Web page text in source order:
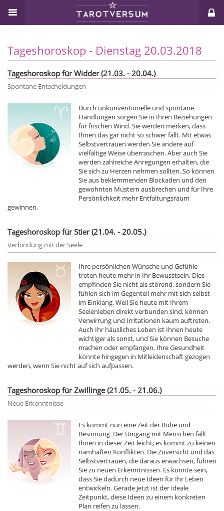
Tageshoroskop - Dienstag 20.03.2018
Tageshoroskop für Widder (21.03. - 20.04.)
Spontane Entscheidungen
Durch unkonventionelle und spontane
Handlungen sorgen Sie in Ihren Beziehungen
für frischen Wind. Sie werden merken, dass
Ihnen das gar nicht so schwer fällt. Mit etwas
Selbstvertrauen werden Sie andere auf
vielfältige Weise überraschen. Aber auch Sie
werden zahlreiche Anregungen erhalten, die
Sie sich zu Herzen nehmen sollten. So können
Sie aus beklemmenden Blockaden und den
gewohnten Mustern ausbrechen und für Ihre
Persönlichkeit mehr Entfaltungsraum
gewinnen.
Tageshoroskop für Stier (21.04. - 20.05.)
Verbindung mit der Seele
Ihre persönlichen Wünsche und Gefühle
treten heute mehr in Ihr Bewusstsein. Dies
empfinden Sie nicht als störend, sondern Sie
fühlen sich im Gegenteil mehr mit sich selbst
im Einklang. Weil Sie heute mit Ihrem
Seelenleben direkt verbunden sind, können
Verwirrung und Irritationen kaum auftreten.
Auch Ihr häusliches Leben ist Ihnen heute
wichtiger als sonst, und Sie können Besuche
machen oder empfangen. Ihre Gesundheit
könnte hingegen in Mitleidenschaft gezogen
werden, wenn Sie nicht auf sich aufpassen.
Tageshoroskop für Zwillinge (21.05. - 21.06.)
Neue Erkenntnisse
Es kommt nun eine Zeit der Ruhe und
Besinnung. Der Umgang mit Menschen fällt
Ihnen in dieser Zeit leicht; es kommt zu keinen
namhaften Konflikten. Die Zuversicht und das
Selbstvertrauen, die daraus erwachsen, führen
Sie zu neuen Erkenntnissen. Es könnte sein,
dass Sie dadurch neue Ideen für Ihr Leben
entwickeln. Gerade jetzt ist der ideale
Zeitpunkt, diese Ideen zu einem konkreten
Plan reifen zu lassen.